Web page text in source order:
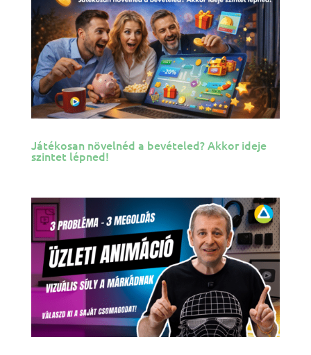
Játékosan növelnéd a bevételed? Akkor ideje
szintet lépned!